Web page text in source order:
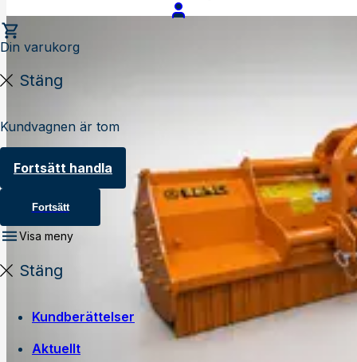
Din varukorg
Stäng
Kundvagnen är tom
Fortsätt handla
Fortsätt
Visa meny
Stäng
Kundberättelser
Aktuellt